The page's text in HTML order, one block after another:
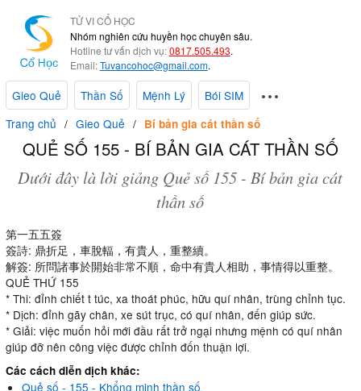
TỬ VI CỔ HỌC
Nhóm nghiên cứu huyền học chuyên sâu.
Hotline tư vấn dịch vụ:0817.505.493.
Email:Tuvancohoc@gmail.com.
Gieo Quẻ Thần Số Mệnh Lý
Bói SIM
Trang chủ
Gieo Quẻ Bí bản gia cát thần số
QUẺ SỐ 155 - BÍ BẢN GIA CÁT THẦN SỐ
Dưới đây là lời giảng Quẻ số 155 - Bí bản gia cát
thần số
第一五五簽
簽詩: 鼎折足，車脫輻，有貴人，重整續。
解簽: 所問諸事於開始非常不順，命中有貴人相助，事情得以重整。
QUẺ THỨ 155
* Thi: đỉnh chiết t túc, xa thoát phúc, hữu quí nhân, trùng chỉnh tục.
* Dịch: đỉnh gãy chân, xe sút trục, có quí nhân, đến giúp sức.
* Giải: việc muốn hỏi mới đầu rất trở ngại nhưng mệnh có quí nhân
giúp đỡ nên công việc được chỉnh đốn thuận lợi.
Các cách diễn dịch khác:
Quẻ số - 155 - Khổng minh thần số